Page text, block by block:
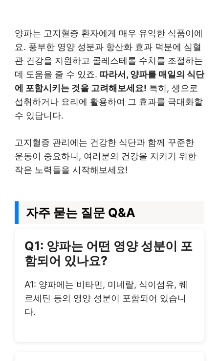
양파는 고지혈증 환자에게 매우 유익한 식품이에
요. 풍부한 영양 성분과 항산화 효과 덕분에 심혈
관 건강을 지원하고 콜레스테롤 수치를 조절하는
데 도움을 줄 수 있죠. 따라서, 양파를 매일의 식단
에 포함시키는 것을 고려해보세요! 특히, 생으로
섭취하거나 요리에 활용하여 그 효과를 극대화할
수 있답니다.
고지혈증 관리에는 건강한 식단과 함께 꾸준한
운동이 중요하니, 여러분의 건강을 지키기 위한
작은 노력들을 시작해보세요!
자주 묻는 질문 Q&A
Q1: 양파는 어떤 영양 성분이 포
함되어 있나요?
A1: 양파에는 비타민, 미네랄, 식이섬유, 퀘
르세틴 등의 영양 성분이 포함되어 있습니
다.